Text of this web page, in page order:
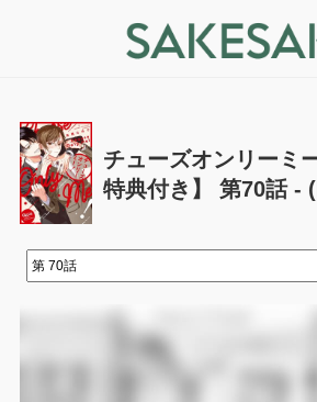
チューズオンリーミ
特典付き】 第70話 -